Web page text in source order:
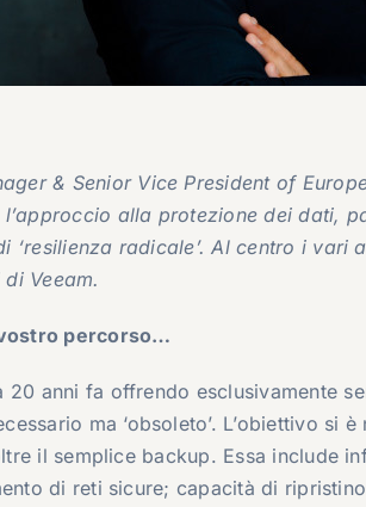
& Senior Vice President of
alla protezione dei dati,
‘resilienza radicale’. Al centro i vari
Veeam.
percorso…
20 anni fa offrendo esclusivamente
ma ‘obsoleto’. L’obiettivo si
il semplice backup. Essa include
di reti sicure; capacità di